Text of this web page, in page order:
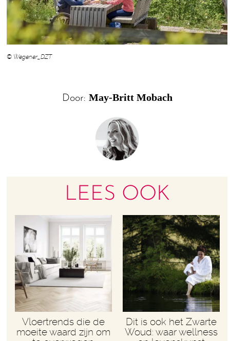
© Wegener_DZT
Door: May-Britt Mobach
LEES OOK
Vloertrends die de
moeite waard zijn om
Dit is ook het Zwarte
Woud: waar wellness